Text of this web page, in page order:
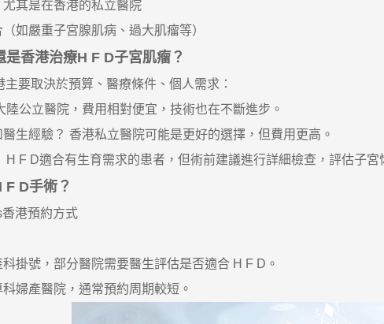
尤其是在香港的私立醫院
如嚴重子宮腺肌病、過大肌瘤等）
是香港治療H F D子宮肌瘤？
要取決於預算、醫療條件、個人需求：
陸公立醫院，費用相對便宜，技術也在不斷進步。
生經驗？ 香港私立醫院可能是更好的選擇，但費用更高。
H F D適合有生育需求的患者，但術前建議進行詳細檢查，評估子宮
F D手術？
港預約方式
掛號，部分醫院需要醫生評估是否適合 H F D。
婦產醫院，通常預約周期較短。